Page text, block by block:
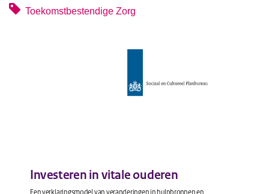
Toekomstbestendige Zorg